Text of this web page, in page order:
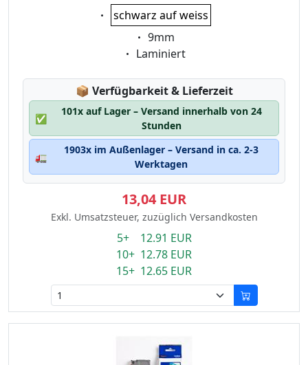
Eigenschaft:
schwarz auf weiss
Eigenschaft:
9mm
Eigenschaft:
Laminiert
📦 Lagerstatus:
Verfügbarkeit & Lieferzeit
✅
101x auf Lager – Versand innerhalb von 24
Stunden
🚛
1903x im Außenlager – Versand in ca. 2-3
Werktagen
13,04 EUR
Exkl. Umsatzsteuer, zuzüglich Versandkosten
5+ 12.91 EUR
10+ 12.78 EUR
15+ 12.65 EUR